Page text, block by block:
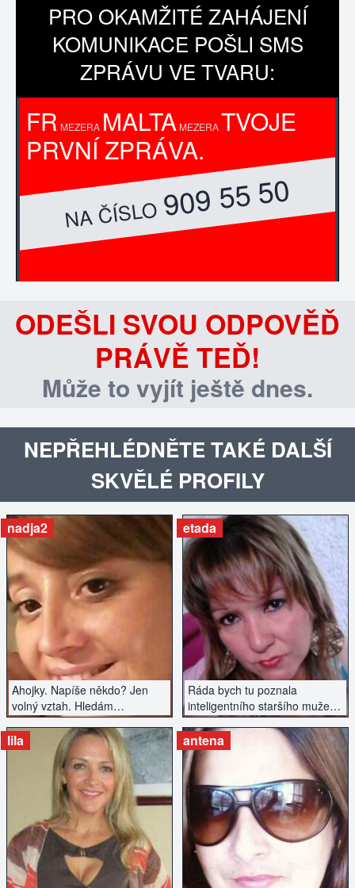
PRO OKAMŽITÉ ZAHÁJENÍ
KOMUNIKACE POŠLI SMS
ZPRÁVU VE TVARU:
FR MEZERA MALTA MEZERATVOJE
PRVNÍ ZPRÁVA.
NA ČÍSLO909 55 50
ODEŠLI SVOU ODPOVĚĎ
PRÁVĚ TEĎ!
Může to vyjít ještě dnes.
NEPŘEHLÉDNĚTE TAKÉ DALŠÍ
SKVĚLÉ PROFILY
Ahojky. Napíše někdo? Jen
volný vztah. Hledám
rozptýlení.
nadja2
ZOBRAZIT INZERÁT
Ráda bych tu poznala
inteligentního staršího muže
bez závazků.
etada
ZOBRAZIT INZERÁT
lila
ZOBRAZIT INZERÁT
antena
ZOBRAZIT INZERÁT